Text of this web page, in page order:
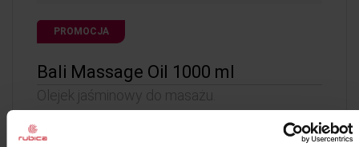
PROMOCJA
Bali Massage Oil 1000 ml
Olejek jaśminowy do masażu.
Ekonomiczne opakowanie uzupełniające olejku do